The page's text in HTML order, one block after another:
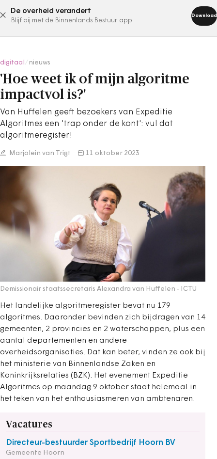
De overheid verandert
Blijf bij met de Binnenlands Bestuur app
Download
abonneer nu
digitaal nieuws
'Hoe weet ik of mijn algoritme
impactvol is?'
Van Huffelen geeft bezoekers van Expeditie
Algoritmes een 'trap onder de kont': vul dat
algoritmeregister!
Marjolein van Trigt 11 oktober 2023
Demissionair staatssecretaris Alexandra van Huffelen - ICTU
Het landelijke algoritmeregister bevat nu 179
algoritmes. Daaronder bevinden zich bijdragen van 14
gemeenten, 2 provincies en 2 waterschappen, plus een
aantal departementen en andere
overheidsorganisaties. Dat kan beter, vinden ze ook bij
het ministerie van Binnenlandse Zaken en
Koninkrijksrelaties (BZK). Het evenement Expeditie
Algoritmes op maandag 9 oktober staat helemaal in
het teken van het enthousiasmeren van ambtenaren.
Vacatures
Directeur-bestuurder Sportbedrijf Hoorn BV
Gemeente Hoorn